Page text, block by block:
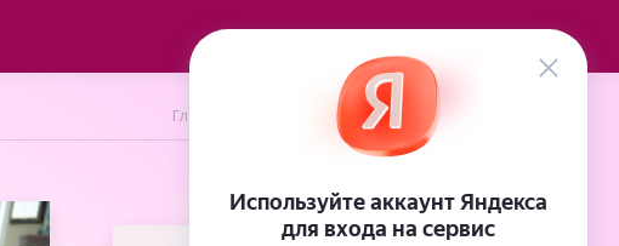
Вы здесь:
Главная Записи с тегом "беременность"